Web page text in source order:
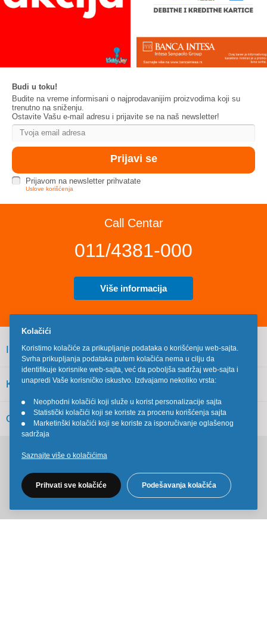
Budi u toku!
Budite na vreme informisani o najprodavanijim proizvodima koji su
trenutno na sniženju.
Ostavite Vašu e-mail adresu i prijavite se na naš newsletter!
Prijavom na newsletter prihvatate
Uslove korišćenja
Call Centar
011/4381-000
Više informacija
INFORMACIJE
KORISNIČKI SERVIS
OSTALO
Kolačići
Koristimo kolačiće za prikupljanje podataka o korišćenju web-sajta.
Svrha prikupljanja podataka putem kolačića nema u cilju da
identifikuje korisnike web-sajta, već da poboljša sadržaj web-sajta i
unapredi Vaše korisničko iskustvo. Izdvajamo nekoliko vrsta:
•
Neophodni kolačići koji služe u korist personalizacije sajta
•
Statistički kolačići koji se koriste za procenu korišćenja sajta
•
Marketinški kolačići koji se koriste za isporučivanje oglašenog
sadržaja
Saznajte više o kolačićima
Prihvati sve kolačiće Podešavanja kolačića